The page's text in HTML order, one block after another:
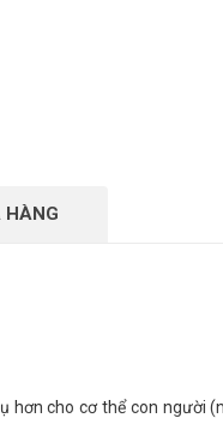
HÀNG
hơn cho cơ thể con người